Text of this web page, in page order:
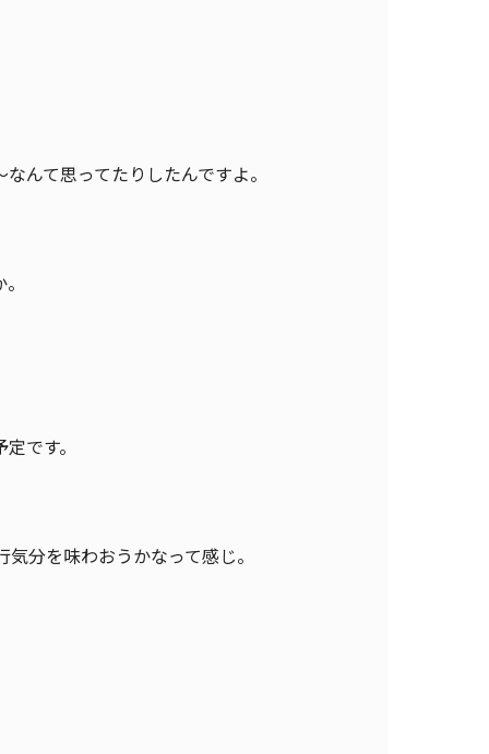
んて思ってたりしたんですよ。
です。
分を味わおうかなって感じ。